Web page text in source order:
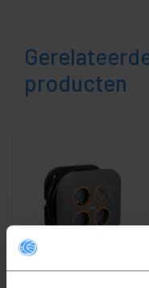
producten